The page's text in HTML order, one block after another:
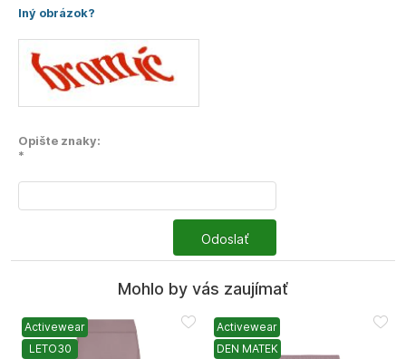
Iný obrázok?
Opište znaky:
*
Odoslať
Mohlo by vás zaujímať
Activewear
LETO30
Activewear
DEN MATEK